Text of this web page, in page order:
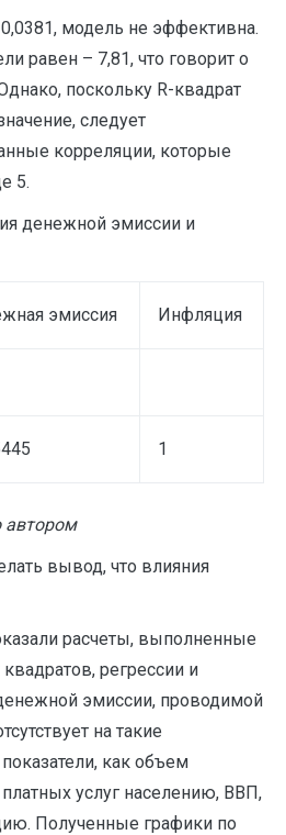
0,0381, модель не эффективна.
равен – 7,81, что говорит о
поскольку R-квадрат
следует
корреляции, которые
5.
денежной эмиссии и
эмиссия Инфляция
1
автором
вывод, что влияния
расчеты, выполненные
регрессии и
эмиссии, проводимой
на такие
как объем
услуг населению, ВВП,
Полученные графики по